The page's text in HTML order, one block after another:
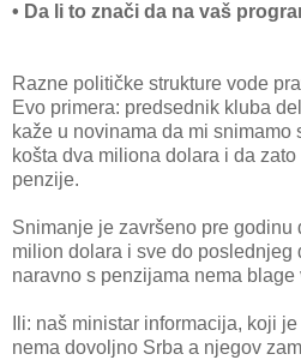
• Da li to znači da na vaš
Razne političke strukture vode
Evo primera: predsednik kluba
kaže u novinama da mi
košta dva miliona dolara i da
penzije.
Snimanje je završeno pre godinu
milion dolara i sve do poslednjeg
naravno s penzijama nema blage
Ili: naš ministar informacija, koji
nema dovoljno Srba a njegov